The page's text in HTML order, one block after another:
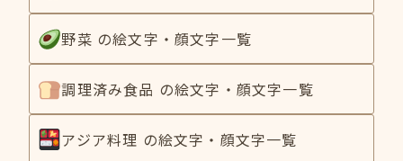
野菜 の絵文字・顔文字一覧
調理済み食品 の絵文字・顔文字一覧
アジア料理 の絵文字・顔文字一覧